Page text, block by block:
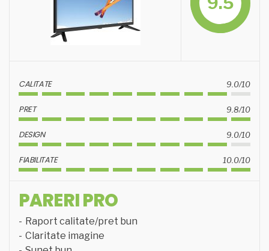
CALITATE 9.0/10
PRET 9.8/10
DESIGN 9.0/10
FIABILITATE 10.0/10
PARERI PRO
Raport calitate/pret bun
Claritate imagine